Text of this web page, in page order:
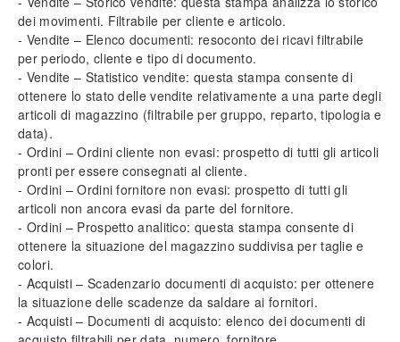
dei movimenti. Filtrabile per cliente e articolo.
- Vendite – Elenco documenti: resoconto dei ricavi filtrabile
per periodo, cliente e tipo di documento.
- Vendite – Statistico vendite: questa stampa consente di
ottenere lo stato delle vendite relativamente a una parte degli
articoli di magazzino (filtrabile per gruppo, reparto, tipologia e
data).
- Ordini – Ordini cliente non evasi: prospetto di tutti gli articoli
pronti per essere consegnati al cliente.
- Ordini – Ordini fornitore non evasi: prospetto di tutti gli
articoli non ancora evasi da parte del fornitore.
- Ordini – Prospetto analitico: questa stampa consente di
ottenere la situazione del magazzino suddivisa per taglie e
colori.
- Acquisti – Scadenzario documenti di acquisto: per ottenere
la situazione delle scadenze da saldare ai fornitori.
- Acquisti – Documenti di acquisto: elenco dei documenti di